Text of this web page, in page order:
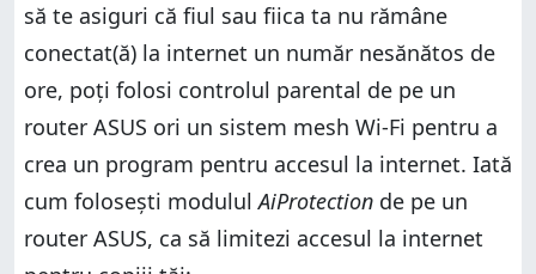
să te asiguri că fiul sau fiica ta nu rămâne
conectat(ă) la internet un număr nesănătos de
ore, poți folosi controlul parental de pe un
router ASUS ori un sistem mesh Wi-Fi pentru a
crea un program pentru accesul la internet. Iată
cum folosești modululAiProtection de pe un
router ASUS, ca să limitezi accesul la internet